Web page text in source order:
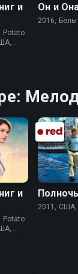
и
Potato
Он и Она
2016,
и
Potato
2011, США,